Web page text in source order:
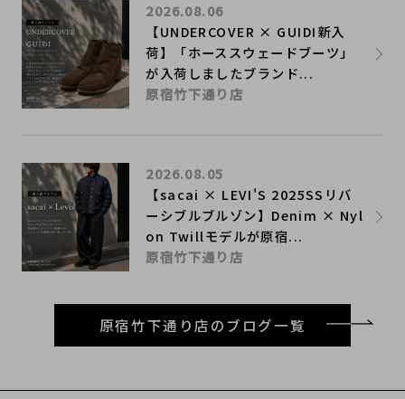
【UNDERCOVER × GUIDI新入
荷】「ホーススウェードブーツ」
が入荷しましたブランド...
2026.08.06
原宿竹下通り店
【sacai × LEVI'S 2025SSリバ
ーシブルブルゾン】Denim × Nyl
on Twillモデルが原宿...
2026.08.05
原宿竹下通り店
原宿竹下通り店のブログ一覧